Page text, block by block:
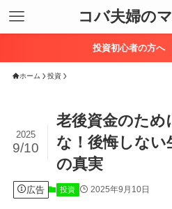
コバ夫婦の
投資初心者の方へ
ホーム 投資
老後資金のため
な！後悔しない
の真実
2025
9/10
広告 投資 2025年9月10日